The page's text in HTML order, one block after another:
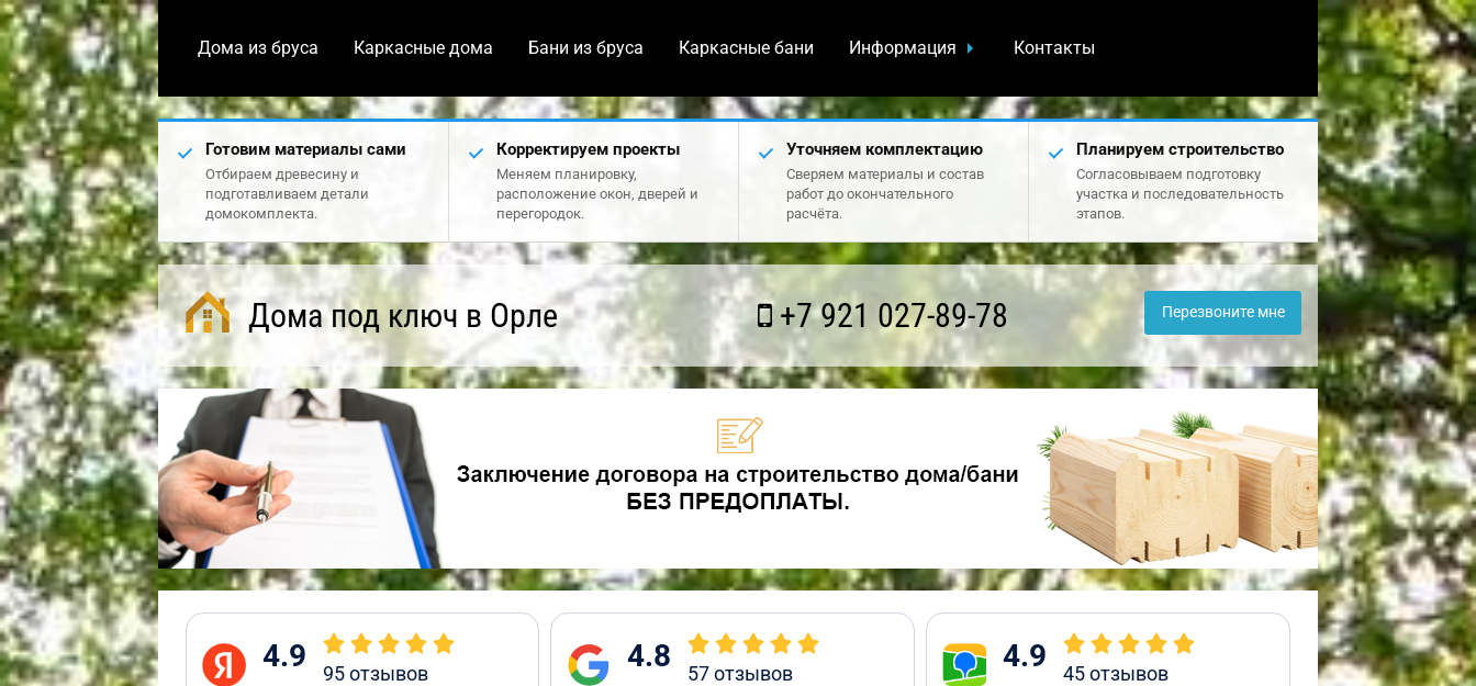
Дома из бруса Каркасные дома Бани из бруса Каркасные бани Информация Контакты
Готовим материалы сами
Отбираем древесину и
подготавливаем детали
домокомплекта.
Корректируем проекты
Меняем планировку,
расположение окон, дверей и
перегородок.
Уточняем комплектацию
Сверяем материалы и состав
работ до окончательного
расчёта.
Планируем строительство
Согласовываем подготовку
участка и последовательность
этапов.
Дома под ключ в Орле +7 921 027-89-78 Перезвоните мне
4.9 95отзывов 4.8 57отзывов 4.9 45отзывов